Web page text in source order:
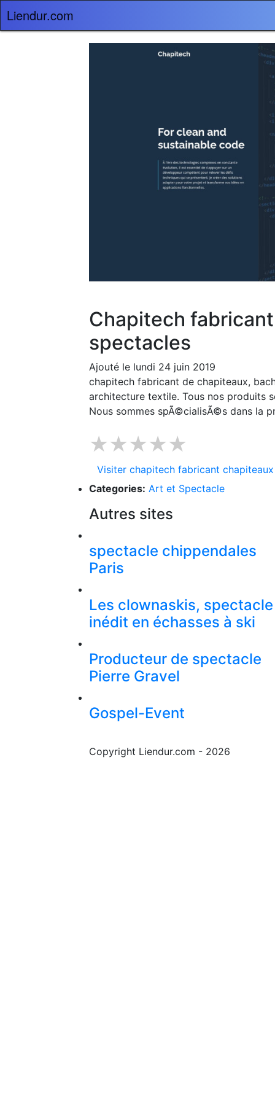
Liendur.com
Chapitech
spectacles
Ajouté le lundi 24 juin 2019
chapitech fabricant de chapiteaux,
architecture textile. Tous nos produits
Nous sommes spÃ©cialisÃ©s dans la
★★★★★
Visiter chapitech fabricant
Categories: Art et Spectacle
Autres sites
spectacle chippendales
Paris
Les clownaskis, spectacle
inédit en échasses à ski
Producteur de spectacle
Pierre Gravel
Gospel-Event
Copyright Liendur.com - 2026